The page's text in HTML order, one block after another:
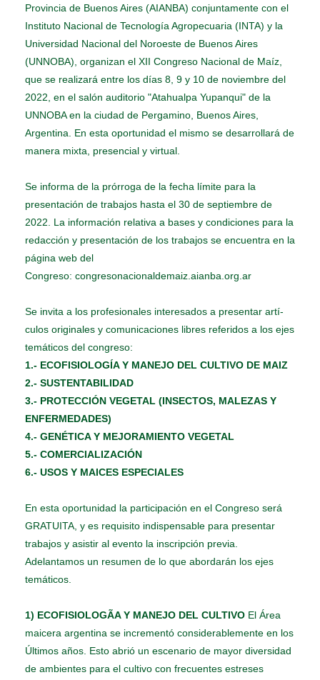
Provincia de Buenos Aires (AIANBA) conjuntamente con el
Instituto Nacional de Tecnología Agropecuaria (INTA) y la
Universidad Nacional del Noroeste de Buenos Aires
(UNNOBA), organizan el XII Congreso Nacional de Maíz,
que se realizará entre los días 8, 9 y 10 de noviembre del
2022, en el salón auditorio "Atahualpa Yupanqui" de la
UNNOBA en la ciudad de Pergamino, Buenos Aires,
Argentina. En esta oportunidad el mismo se desarrollará de
manera mixta, presencial y virtual.
Se informa de la prórroga de la fecha límite para la
presentación de trabajos hasta el 30 de septiembre de
2022. La información relativa a bases y condiciones para la
redacción y presentación de los trabajos se encuentra en la
página web del
Congreso: congresonacionaldemaiz.aianba.org.ar
Se invita a los profesionales interesados a presentar artí­
culos originales y comunicaciones libres referidos a los ejes
temáticos del congreso:
1.- ECOFISIOLOGÍA Y MANEJO DEL CULTIVO DE MAIZ
2.- SUSTENTABILIDAD
3.- PROTECCIÓN VEGETAL (INSECTOS, MALEZAS Y
ENFERMEDADES)
4.- GENÉTICA Y MEJORAMIENTO VEGETAL
5.- COMERCIALIZACIÓN
6.- USOS Y MAICES ESPECIALES
En esta oportunidad la participación en el Congreso será
GRATUITA, y es requisito indispensable para presentar
trabajos y asistir al evento la inscripción previa.
Adelantamos un resumen de lo que abordarán los ejes
temáticos.
1) ECOFISIOLOGÃA Y MANEJO DEL CULTIVO El Área
maicera argentina se incrementó considerablemente en los
Últimos años. Esto abrió un escenario de mayor diversidad
de ambientes para el cultivo con frecuentes estreses